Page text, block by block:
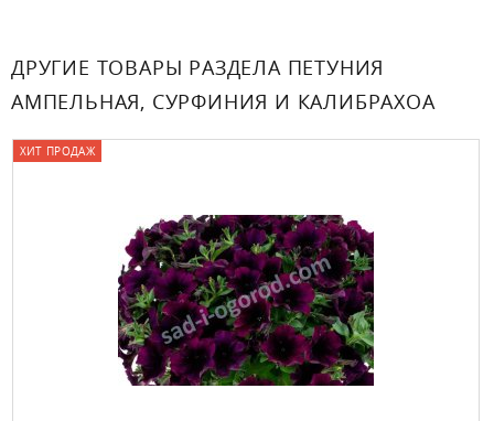
ДРУГИЕ ТОВАРЫ РАЗДЕЛА ПЕТУНИЯ
АМПЕЛЬНАЯ, СУРФИНИЯ И КАЛИБРАХОА
ХИТ ПРОДАЖ